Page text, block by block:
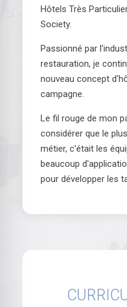
Hôtels Très
Society.
Passionné par
restauration, je
nouveau concept
campagne.
Le fil rouge de mon
considérer que le
métier, c'était les
beaucoup
pour développer les